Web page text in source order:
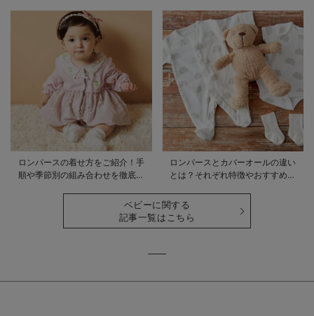
ロンパースの着せ方をご紹介！手
順や季節別の組み合わせを徹底解
ロンパースとカバーオールの違い
とは？それぞれ特徴やおすすめ商
ベビーに関する
記事一覧はこちら